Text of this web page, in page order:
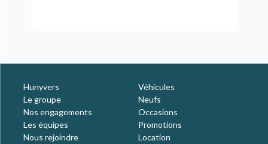
Hunyvers
Le groupe
Nos engagements
Les équipes
Nous rejoindre
Véhicules
Neufs
Occasions
Promotions
Location